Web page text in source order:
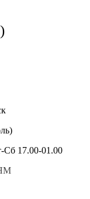
Сб 17.00-01.00